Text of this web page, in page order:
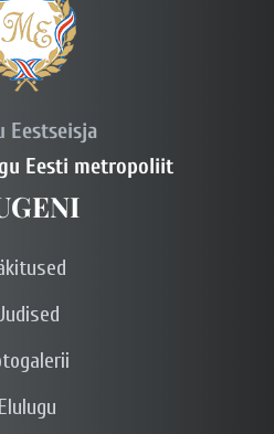
Eestseisja
Eesti metropoliit
Elulugu